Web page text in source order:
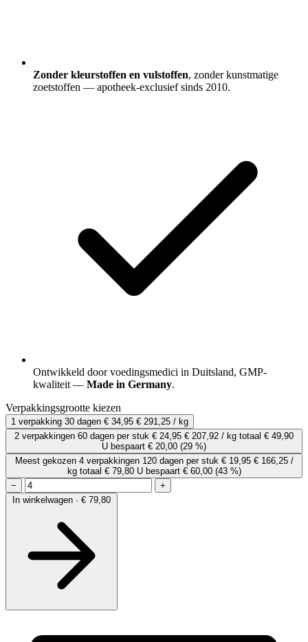
Zonder kleurstoffen en vulstoffen, zonder kunstmatige
zoetstoffen — apotheek-exclusief sinds 2010.
Ontwikkeld door voedingsmedici in Duitsland, GMP-
kwaliteit — Made in Germany.
Verpakkingsgrootte kiezen
1 verpakking 30 dagen € 34,95 € 291,25 / kg
2 verpakkingen 60 dagen per stuk € 24,95 € 207,92 / kg totaal € 49,90
U bespaart € 20,00 (29 %)
Meest gekozen 4 verpakkingen 120 dagen per stuk € 19,95 € 166,25 /
kg totaal € 79,80 U bespaart € 60,00 (43 %)
−
+
In winkelwagen · € 79,80